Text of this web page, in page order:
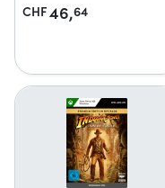
CHF46,64